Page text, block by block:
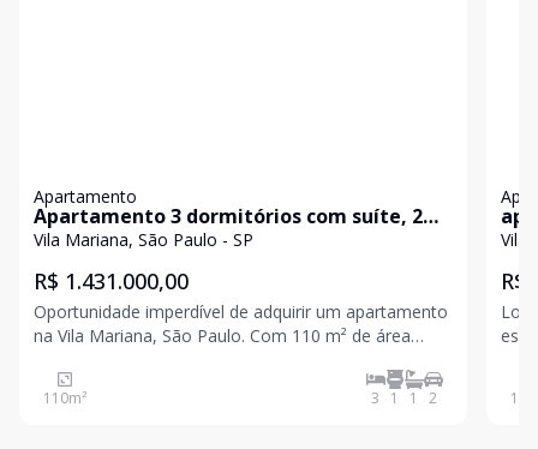
Apartamento
Apartamento 3 dormitórios com suíte, 2
vagas em Vila Mariana
Vila Mariana, São Paulo - SP
R$ 1.431.000,00
Oportunidade imperdível de adquirir um apartamento
na Vila Mariana, São Paulo. Com 110 m² de área
uma suíte, além de um banheiro social e lavabo. Com
2 vagas de garagem e um depósito, é ideal para
110m² 3 1 1 2
Vila
R$
128